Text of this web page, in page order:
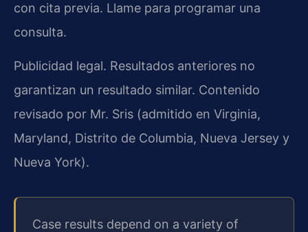
con cita previa. Llame para programar una
consulta.
Publicidad legal. Resultados anteriores no
garantizan un resultado similar. Contenido
revisado por Mr. Sris (admitido en Virginia,
Maryland, Distrito de Columbia, Nueva Jersey y
Nueva York).
Case results depend on a variety of